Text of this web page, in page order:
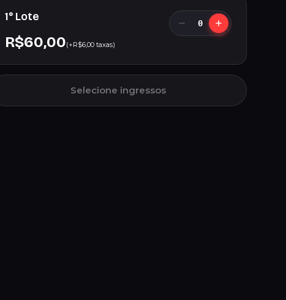
1° Lote
R$60,00(+R$6,00 taxas)
0
Selecione ingressos